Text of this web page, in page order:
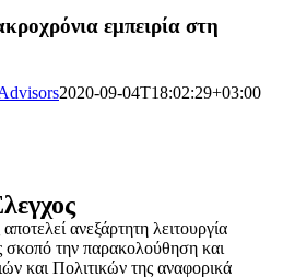
εμπειρία στη
2020-09-04T18:02:29+03:00
ανεξάρτητη λειτουργία
σκοπό την παρακολούθηση και
και Πολιτικών της αναφορικά